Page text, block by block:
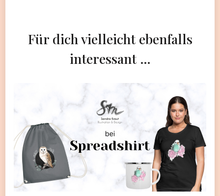
Für dich vielleicht ebenfalls
interessant …